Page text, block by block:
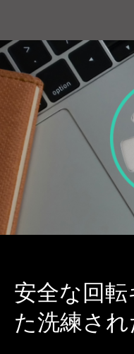
安全な回転
た洗練さ